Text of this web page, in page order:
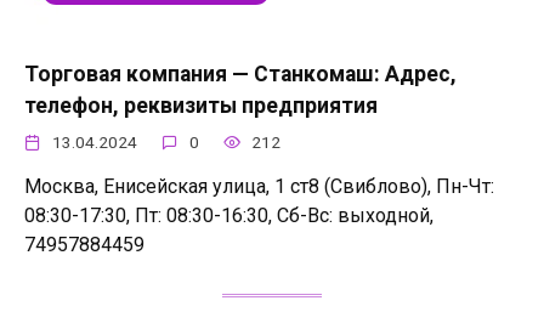
Торговая компания — Станкомаш: Адрес,
телефон, реквизиты предприятия
13.04.2024 0 212
Москва, Енисейская улица, 1 ст8 (Свиблово), Пн-Чт:
08:30-17:30, Пт: 08:30-16:30, Сб-Вс: выходной,
74957884459